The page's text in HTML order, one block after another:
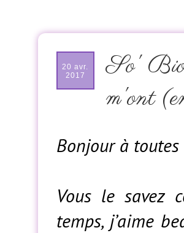
20 avr.
2017
So' Bio
m'ont
Bonjour à toutes
Vous le savez
temps, j’aime